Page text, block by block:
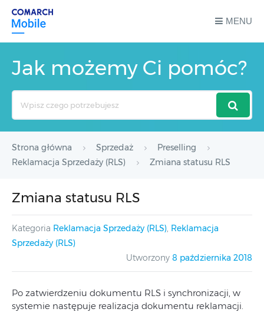
MENU
Jak możemy Ci pomóc?
Strona główna Sprzedaż
Preselling
Reklamacja Sprzedaży (RLS)
Zmiana statusu RLS
Zmiana statusu RLS
Kategoria Reklamacja Sprzedaży (RLS), Reklamacja
Sprzedaży (RLS)
Utworzony 8 października 2018
Po zatwierdzeniu dokumentu RLS i synchronizacji, w
systemie następuje realizacja dokumentu reklamacji.